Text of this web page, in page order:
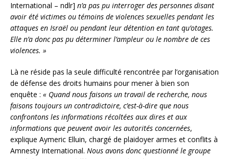
International – ndlr] n’a pas pu interroger des personnes disant
avoir été victimes ou témoins de violences sexuelles pendant les
attaques en Israël ou pendant leur détention en tant qu’otages.
Elle n’a donc pas pu déterminer l’ampleur ou le nombre de ces
violences. »
Là ne réside pas la seule difficulté rencontrée par l’organisation
de défense des droits humains pour mener à bien son
enquête : « Quand nous faisons un travail de recherche, nous
faisons toujours un contradictoire, c’est-à-dire que nous
confrontons les informations récoltées aux dires et aux
informations que peuvent avoir les autorités concernées,
explique Aymeric Elluin, chargé de plaidoyer armes et conflits à
Amnesty International. Nous avons donc questionné le groupe